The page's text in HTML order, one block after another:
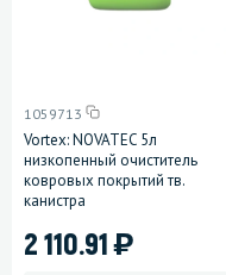
1059713
Vortex: NOVATEC 5л
низкопенный очиститель
ковровых покрытий тв.
канистра
2 110.91)